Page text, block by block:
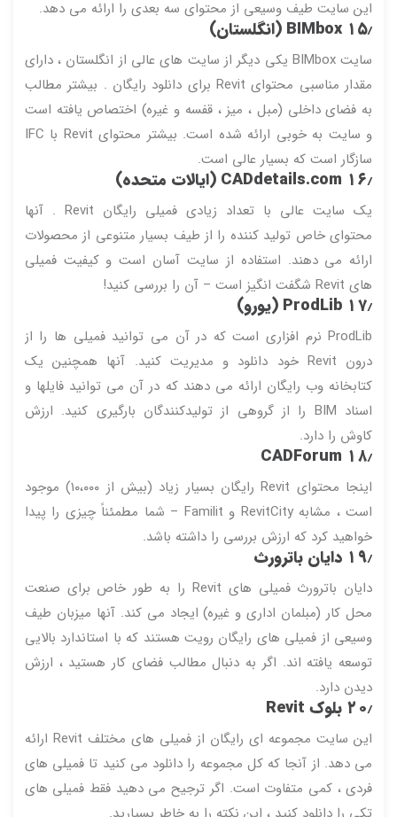
این سایت طیف وسیعی از محتوای سه بعدی را ارائه می دهد.
۱۵٫ BIMbox (انگلستان)
سایت BIMbox یکی دیگر از سایت های عالی از انگلستان ، دارای
مقدار مناسبی محتوای Revit برای دانلود رایگان . بیشتر مطالب
به فضای داخلی (مبل ، میز ، قفسه و غیره) اختصاص یافته است
و سایت به خوبی ارائه شده است. بیشتر محتوای Revit با IFC
سازگار است که بسیار عالی است.
۱۶٫ CADdetails.com (ایالات متحده)
یک سایت عالی با تعداد زیادی فمیلی رایگان Revit . آنها
محتوای خاص تولید کننده را از طیف بسیار متنوعی از محصولات
ارائه می دهند. استفاده از سایت آسان است و کیفیت فمیلی
های Revit شگفت انگیز است – آن را بررسی کنید!
۱۷٫ ProdLib (یورو)
ProdLib نرم افزاری است که در آن می توانید فمیلی ها را از
درون Revit خود دانلود و مدیریت کنید. آنها همچنین یک
کتابخانه وب رایگان ارائه می دهند که در آن می توانید فایلها و
اسناد BIM را از گروهی از تولیدکنندگان بارگیری کنید. ارزش
کاوش را دارد.
۱۸٫ CADForum
اینجا محتوای Revit رایگان بسیار زیاد (بیش از ۱۰،۰۰۰) موجود
است ، مشابه RevitCity و Familit – شما مطمئناً چیزی را پیدا
خواهید کرد که ارزش بررسی را داشته باشد.
۱۹٫ دایان باترورث
دایان باترورث فمیلی های Revit را به طور خاص برای صنعت
محل کار (مبلمان اداری و غیره) ایجاد می کند. آنها میزبان طیف
وسیعی از فمیلی های رایگان رویت هستند که با استاندارد بالایی
توسعه یافته اند. اگر به دنبال مطالب فضای کار هستید ، ارزش
دیدن دارد.
۲۰٫ بلوک Revit
این سایت مجموعه ای رایگان از فمیلی های مختلف Revit ارائه
می دهد. از آنجا که کل مجموعه را دانلود می کنید تا فمیلی های
فردی ، کمی متفاوت است. اگر ترجیح می دهید فقط فمیلی های